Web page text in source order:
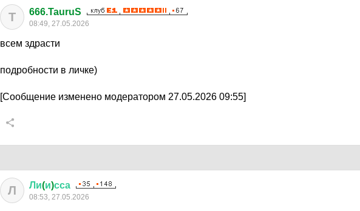
T 666.TauruS
08:49, 27.05.2026
всем здрасти
подробности в личке)
[Сообщение изменено модератором 27.05.2026 09:55]
Л Ли(и)сса
08:53, 27.05.2026